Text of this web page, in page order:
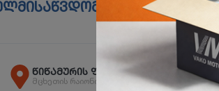
წიწამურის ფილიალი
მცხეთის რაიონი, სოფ. წიწამური